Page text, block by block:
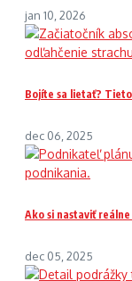
jan 10, 2026
Bojíte sa lietať?
dec 06, 2025
Ako si nastaviť
dec 05, 2025